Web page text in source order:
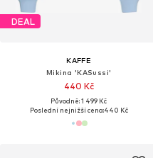
DEAL
KAFFE
Mikina 'KASussi'
440 Kč
Původně: 1 499 Kč
Poslední nejnižší cena:440 Kč